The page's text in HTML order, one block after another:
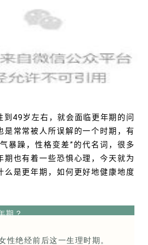
到49岁左右，就会面临更年期的问
是常常被人所误解的一个时期，有
暴躁，性格变差”的代名词，很多
期也有着一些恐惧心理，今天就为
么是更年期，如何更好地健康地度
期？
性绝经前后这一生理时期。